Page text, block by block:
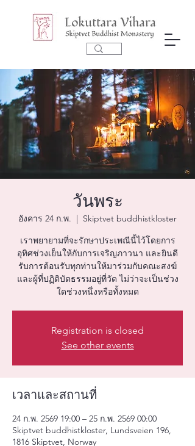
วันพระ
อังคาร 24 ก.พ.
  |
Skiptvet buddhistkloster
เราพยายามที่จะรักษาประเพณีนี้ไว้โดยการ
อุทิศช่วงเย็นให้กับการเจริญภาวนา และยินดี
รับการต้อนรับทุกท่านให้มาร่วมกับคณะสงฆ์
และผู้ที่ปฏิติบัตธรรมอยู่ที่วัด ไม่ว่าจะเป็นช่วง
ใดช่วงหนึ่งหรือทั้งหมด
Registration is closed
See other events
เวลาและสถานที่
24 ก.พ. 2569 19:00 – 25 ก.พ. 2569 00:00
Skiptvet buddhistkloster, Lundsveien 196,
1816 Skiptvet, Norway